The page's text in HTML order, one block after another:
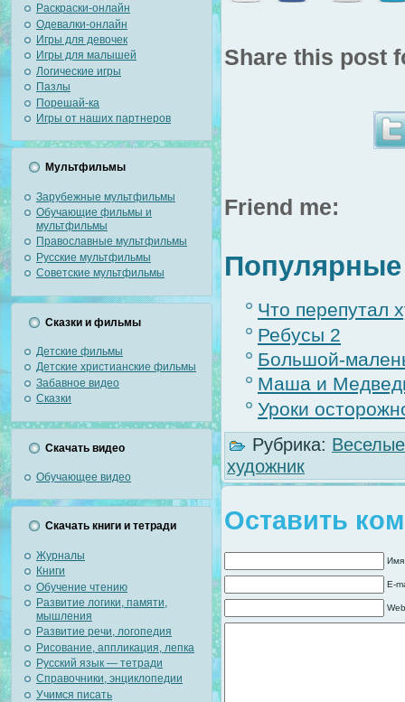
Раскраски-онлайн
Одевалки-онлайн
Игры для девочек
Игры для малышей
Логические игры
Пазлы
Порешай-ка
Игры от наших партнеров
Мультфильмы
Зарубежные мультфильмы
Обучающие фильмы и
мультфильмы
Православные мультфильмы
Русские мультфильмы
Советские мультфильмы
Сказки и фильмы
Детские фильмы
Детские христианские фильмы
Забавное видео
Сказки
Скачать видео
Обучающее видео
Скачать книги и тетради
Журналы
Книги
Обучение чтению
Развитие логики, памяти,
мышления
Развитие речи, логопедия
Рисование, аппликация, лепка
Русский язык — тетради
Справочники, энциклопедии
Учимся писать
Share this post
Friend me:
Популярные
Что перепутал
Ребусы 2
Большой-
Маша и
Уроки
Рубрика:
художник
Оставить
Имя
E-